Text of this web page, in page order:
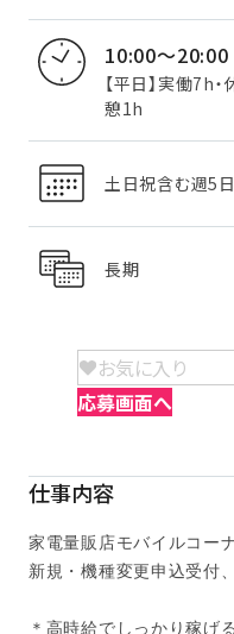
10:00～20:00
【平日】実働7h
憩1h
土日祝含む週5
長期
お気に入り
応募画面へ
仕事内容
家電量販店モバイルコー
新規・機種変更申込受付
＊高時給でしっかり稼げる